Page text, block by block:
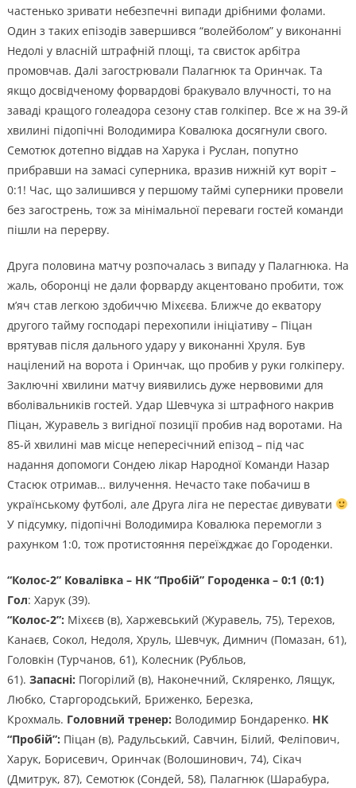
частенько зривати небезпечні випади дрібними фолами.
Один з таких епізодів завершився “волейболом” у виконанні
Недолі у власній штрафній площі, та свисток арбітра
промовчав. Далі загострювали Палагнюк та Оринчак. Та
якщо досвідченому форвардові бракувало влучності, то на
заваді кращого голеадора сезону став голкіпер. Все ж на 39-й
хвилині підопічні Володимира Ковалюка досягнули свого.
Семотюк дотепно віддав на Харука і Руслан, попутно
прибравши на замасі суперника, вразив нижній кут воріт –
0:1! Час, що залишився у першому таймі суперники провели
без загострень, тож за мінімальної переваги гостей команди
пішли на перерву.
Друга половина матчу розпочалась з випаду у Палагнюка. На
жаль, оборонці не дали форварду акцентовано пробити, тож
м’яч став легкою здобиччю Міхєєва. Ближче до екватору
другого тайму господарі перехопили ініціативу – Піцан
врятував після дального удару у виконанні Хруля. Був
націлений на ворота і Оринчак, що пробив у руки голкіперу.
Заключні хвилини матчу виявились дуже нервовими для
вболівальників гостей. Удар Шевчука зі штрафного накрив
Піцан, Журавель з вигідної позиції пробив над воротами. На
85-й хвилині мав місце непересічний епізод – під час
надання допомоги Сондею лікар Народної Команди Назар
Стасюк отримав… вилучення. Нечасто таке побачиш в
українському футболі, але Друга ліга не перестає дивувати
У підсумку, підопічні Володимира Ковалюка перемогли з
рахунком 1:0, тож протистояння переїжджає до Городенки.
“Колос-2” Ковалівка – НК “Пробій” Городенка – 0:1 (0:1)
Гол: Харук (39).
“Колос-2”: Міхєєв (в), Харжевський (Журавель, 75), Терехов,
Канаєв, Сокол, Недоля, Хруль, Шевчук, Димнич (Помазан, 61),
Головкін (Турчанов, 61), Колесник (Рубльов,
61). Запасні: Погорілий (в), Наконечний, Скляренко, Лящук,
Любко, Старгородський, Бриженко, Березка,
Крохмаль. Головний тренер: Володимир Бондаренко. НК
“Пробій”: Піцан (в), Радульський, Савчин, Білий, Феліпович,
Харук, Борисевич, Оринчак (Волошинович, 74), Сікач
(Дмитрук, 87), Семотюк (Сондей, 58), Палагнюк (Шарабура,